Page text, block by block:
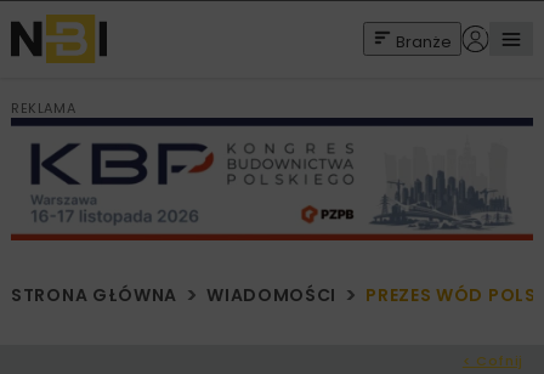
Branże
REKLAMA
STRONA GŁÓWNA WIADOMOŚCI PREZES WÓD
< Cofnij